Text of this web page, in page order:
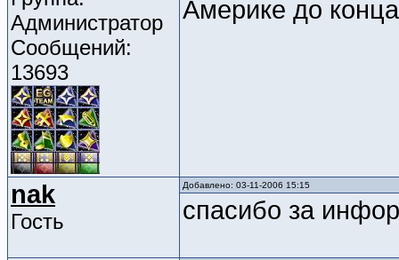
Администратор
Сообщений:
13693
Америке до
nak
Гость
Добавлено: 03-11-2006 15:15
спасибо за